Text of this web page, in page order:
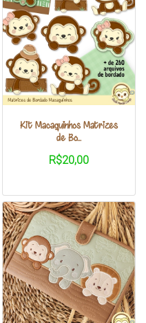
Kit Macaquinhos Matrizes
de Bo...
R$20,00